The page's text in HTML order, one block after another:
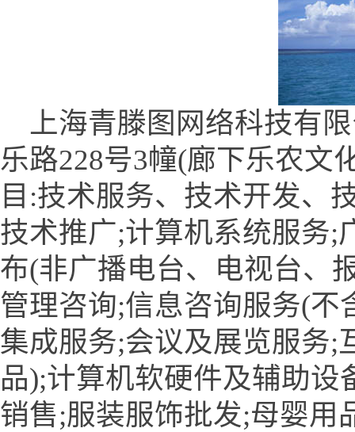
上海青滕图网络科技有
乐路228号3幢(廊下乐农文
目:技术服务、技术开发、
技术推广;计算机系统服务;
布(非广播电台、电视台、
管理咨询;信息咨询服务(不
集成服务;会议及展览服务;
品);计算机软硬件及辅助
销售;服装服饰批发;母婴用